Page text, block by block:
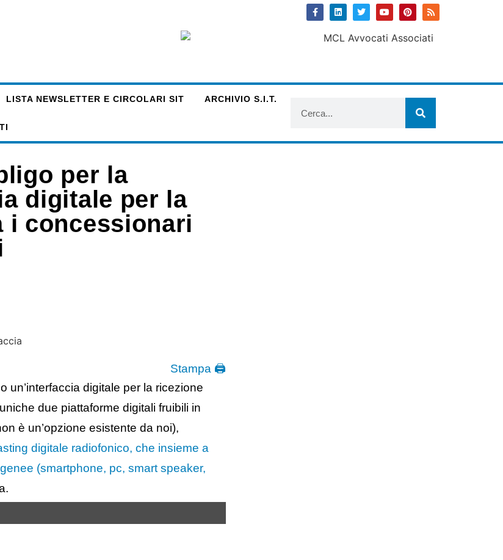
LISTA NEWSLETTER E CIRCOLARI SIT ARCHIVIO S.I.T.
per la
digitale per la
i concessionari
Stampa 🖨
un’interfaccia digitale per la ricezione
due piattaforme digitali fruibili in
è un’opzione esistente da noi),
digitale radiofonico, che insieme a
(smartphone, pc, smart speaker,